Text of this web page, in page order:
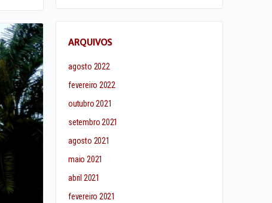
ARQUIVOS
agosto 2022
fevereiro 2022
outubro 2021
setembro 2021
agosto 2021
maio 2021
abril 2021
fevereiro 2021